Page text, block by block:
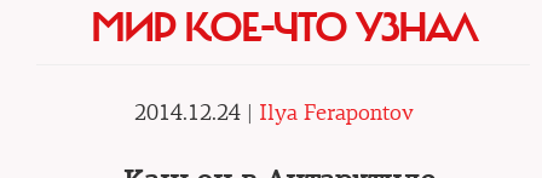
МИР КОЕ-ЧТО УЗНАЛ
2014.12.24 | Ilya Ferapontov